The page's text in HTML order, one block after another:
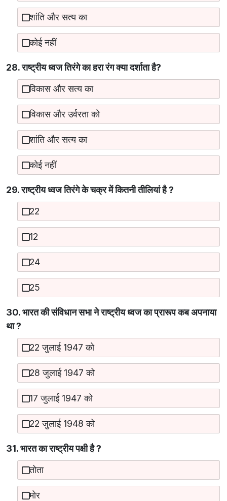
शांति और सत्य का
कोई नहीं
28. राष्ट्रीय ध्वज तिरंगे का हरा रंग क्या दर्शाता है?
विकास और सत्य का
विकास और उर्वरता को
शांति और सत्य का
कोई नहीं
29. राष्ट्रीय ध्वज तिरंगे के चक्र में कितनी तीलियां है ?
22
12
24
25
30. भारत की संविधान सभा ने राष्ट्रीय ध्वज का प्रारूप कब अपनाया
था ?
22 जुलाई 1947 को
28 जुलाई 1947 को
17 जुलाई 1947 को
22 जुलाई 1948 को
31. भारत का राष्‍ट्रीय पक्षी है ?
तोता
मोर